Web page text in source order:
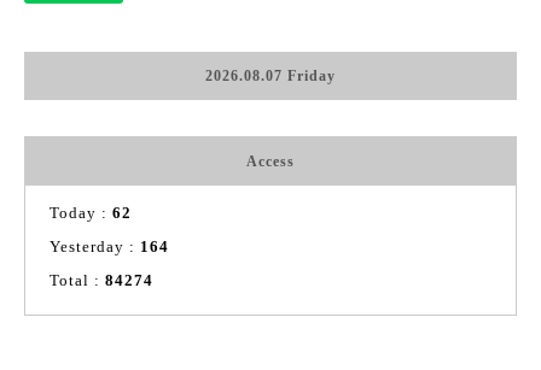
2026.08.07 Friday
Access
Today : 62
Yesterday : 164
Total : 84274